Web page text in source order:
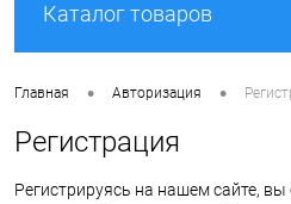
Каталог товаров
Главная • Авторизация •
Регистрация
Регистрируясь на нашем сайте,